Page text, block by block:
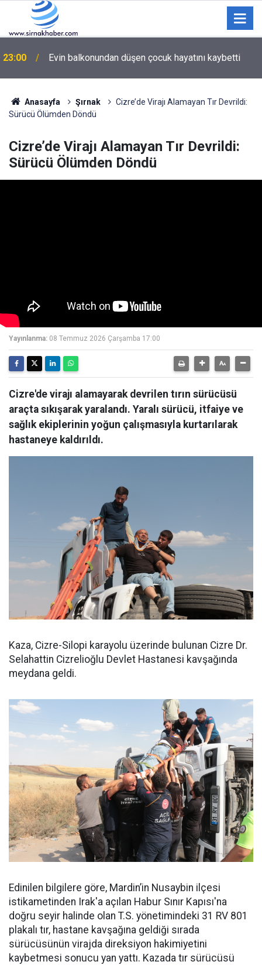
22:15
kez bu sevinci yaşadı
Anasayfa Şırnak
Cizre’de Virajı Alamayan Tır Devrildi:
Sürücü Ölümden Döndü
Cizre’de Virajı Alamayan Tır Devrildi:
Sürücü Ölümden Döndü
Yayınlanma: 08 Temmuz 2026 Çarşamba 17:00
Cizre'de virajı alamayarak devrilen tırın sürücüsü
araçta sıkışarak yaralandı. Yaralı sürücü, itfaiye ve
sağlık ekiplerinin yoğun çalışmasıyla kurtarılarak
hastaneye kaldırıldı.
Kaza, Cizre-Silopi karayolu üzerinde bulunan Cizre Dr.
Selahattin Cizrelioğlu Devlet Hastanesi kavşağında
meydana geldi.
Edinilen bilgilere göre, Mardin’in Nusaybin ilçesi
istikametinden Irak'a açılan Habur Sınır Kapısı'na
doğru seyir halinde olan T.S. yönetimindeki 31 RV 801
plakalı tır, hastane kavşağına geldiği sırada
sürücüsünün virajda direksiyon hakimiyetini
kaybetmesi sonucu yan yattı. Kazada tır sürücüsü